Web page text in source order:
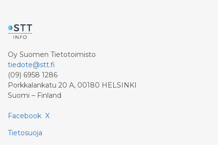
Oy Suomen Tietotoimisto
tiedote@stt.fi
(09) 6958 1286
Porkkalankatu 20 A, 00180 HELSINKI
Suomi – Finland
Facebook X
Tietosuoja